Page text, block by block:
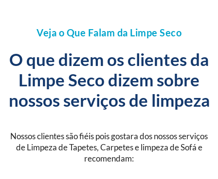
Veja o Que Falam da Limpe Seco
O que dizem os clientes da
Limpe Seco dizem sobre
nossos serviços de limpeza
Nossos clientes são fiéis pois gostara dos nossos serviços
de Limpeza de Tapetes, Carpetes e limpeza de Sofá e
recomendam: